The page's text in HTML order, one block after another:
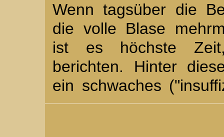
Wenn tagsüber die
die volle Blase
ist es höchste
berichten. Hinter
ein schwaches